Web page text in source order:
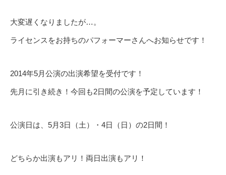
大変遅くなりましたが…。
ライセンスをお持ちのパフォーマーさんへお知らせです！
2014年5月公演の出演希望を受付です！
先月に引き続き！今回も2日間の公演を予定しています！
公演日は、5月3日（土）・4日（日）の2日間！
どちらか出演もアリ！両日出演もアリ！